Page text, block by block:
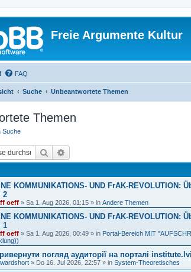
Freie Argumente Kultur
FAQ
Suche Unbeantwortete Themen
Themen
Suche
Suche
KOMMUNIKATIONS- UND FrAK-
2
oeff » Sa 1. Aug 2026, 01:15 » in Andere Themen
KOMMUNIKATIONS- UND FrAK-
1
oeff » Sa 1. Aug 2026, 00:49 » in Portal-Bereich MIT
погляд аудиторії на порталі
» Do 16. Jul 2026, 22:57 » in System-Theoretisches